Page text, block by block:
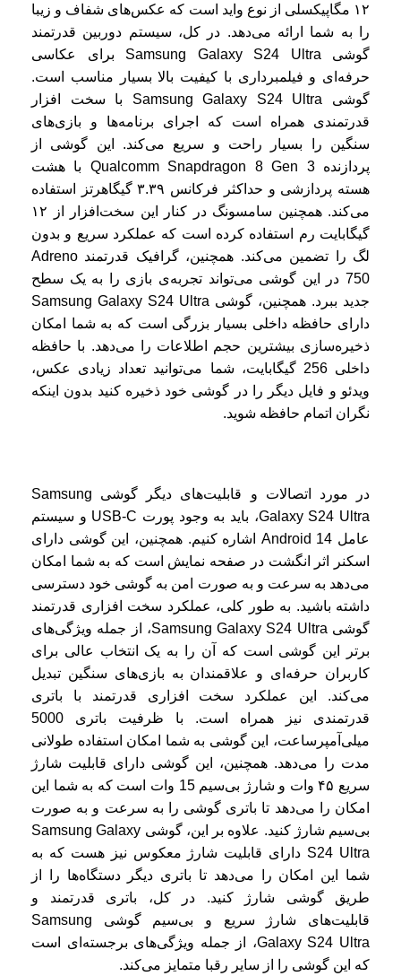
۱۲ مگاپیکسلی از نوع واید است که عکس‌های شفاف و زیبا
را به شما ارائه می‌دهد. در کل، سیستم دوربین قدرتمند
گوشی Samsung Galaxy S24 Ultra برای عکاسی
حرفه‌ای و فیلمبرداری با کیفیت بالا بسیار مناسب است.
گوشی Samsung Galaxy S24 Ultra با سخت افزار
قدرتمندی همراه است که اجرای برنامه‌ها و بازی‌های
سنگین را بسیار راحت و سریع می‌کند. این گوشی از
پردازنده Qualcomm Snapdragon 8 Gen 3 با هشت
هسته پردازشی و حداکثر فرکانس ۳.۳۹ گیگاهرتز استفاده
می‌کند. همچنین سامسونگ در کنار این سخت‌افزار از ۱۲
گیگابایت رم استفاده کرده است که عملکرد سریع و بدون
لگ را تضمین می‌کند. همچنین، گرافیک قدرتمند Adreno
750 در این گوشی می‌تواند تجربه‌ی بازی را به یک سطح
جدید ببرد. همچنین، گوشی Samsung Galaxy S24 Ultra
دارای حافظه داخلی بسیار بزرگی است که به شما امکان
ذخیره‌سازی بیشترین حجم اطلاعات را می‌دهد. با حافظه
داخلی 256 گیگابایت، شما می‌توانید تعداد زیادی عکس،
ویدئو و فایل دیگر را در گوشی خود ذخیره کنید بدون اینکه
نگران اتمام حافظه شوید.
در مورد اتصالات و قابلیت‌های دیگر گوشی Samsung
Galaxy S24 Ultra، باید به وجود پورت USB-C و سیستم
عامل Android 14 اشاره کنیم. همچنین، این گوشی دارای
اسکنر اثر انگشت در صفحه نمایش است که به شما امکان
می‌دهد به سرعت و به صورت امن به گوشی خود دسترسی
داشته باشید. به طور کلی، عملکرد سخت افزاری قدرتمند
گوشی Samsung Galaxy S24 Ultra، از جمله ویژگی‌های
برتر این گوشی است که آن را به یک انتخاب عالی برای
کاربران حرفه‌ای و علاقمندان به بازی‌های سنگین تبدیل
می‌کند. این عملکرد سخت افزاری قدرتمند با باتری
قدرتمندی نیز همراه است. با ظرفیت باتری 5000
میلی‌آمپرساعت، این گوشی به شما امکان استفاده طولانی
مدت را می‌دهد. همچنین، این گوشی دارای قابلیت شارژ
سریع ۴۵ وات و شارژ بی‌سیم 15 وات است که به شما این
امکان را می‌دهد تا باتری گوشی را به سرعت و به صورت
بی‌سیم شارژ کنید. علاوه بر این، گوشی Samsung Galaxy
S24 Ultra دارای قابلیت شارژ معکوس نیز هست که به
شما این امکان را می‌دهد تا باتری دیگر دستگاه‌ها را از
طریق گوشی شارژ کنید. در کل، باتری قدرتمند و
قابلیت‌های شارژ سریع و بی‌سیم گوشی Samsung
Galaxy S24 Ultra، از جمله ویژگی‌های برجسته‌ای است
که این گوشی را از سایر رقبا متمایز می‌کند.